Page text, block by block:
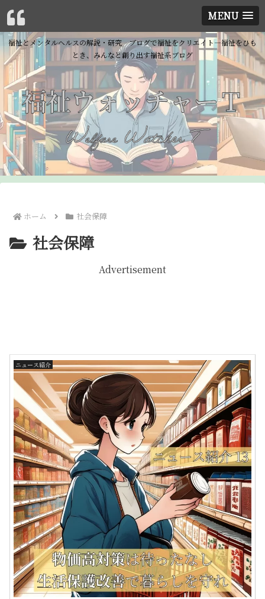
MENU
福祉とメンタルヘルスの解説・研究 ブログで福祉をクリエイト―福祉をひも
とき、みんなと創り出す福祉系ブログ
ホーム 社会保障
社会保障
Advertisement
ニュース紹介